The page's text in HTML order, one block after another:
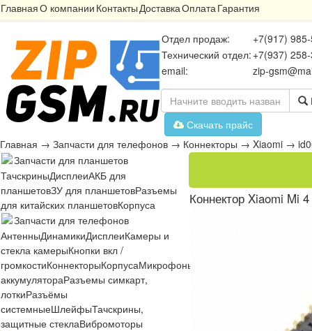
ГлавнаяО компании КонтактыДоставкаОплатаГарантия
Отдел продаж:
+7(917)
Технический отдел: +7(937)
email:
zip-
Скачать прайс
Главная → Запчасти для телефонов → Коннекторы → Xiaomi →
Запчасти для планшетов
ТачскриныДисплеиАКБ для
планшетовЗУ для планшетовРазъемы
для китайских планшетовКорпуса
Запчасти для телефонов
АнтенныДинамикиДисплеиКамеры и
стекла камерыКнопки вкл /
громкостиКоннекторыКорпусаМикрофоны
аккумулятораРазъемы симкарт,
лоткиРазъёмы
системныеШлейфыТачскрины,
защитные стеклаВибромоторы
Коннектор Xiaomi Mi